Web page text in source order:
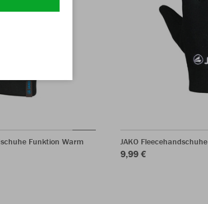
Funktion Warm JAKO Fleecehandschuhe
9,99 €